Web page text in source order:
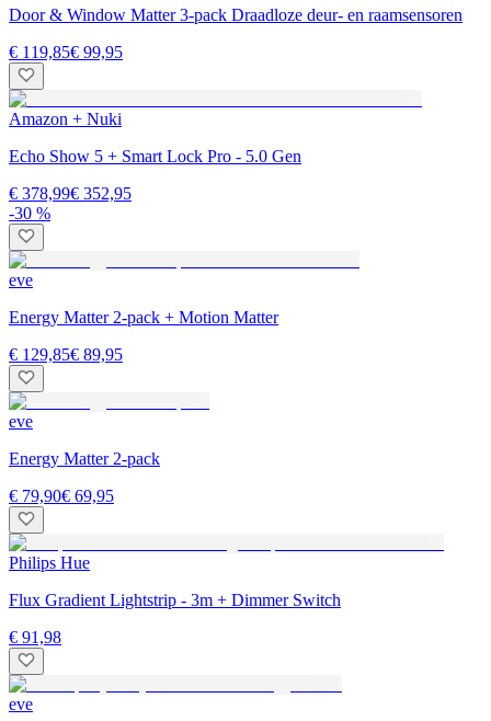
Door & Window Matter 3-pack Draadloze deur- en raamsensoren
€ 119,85€ 99,95
Amazon + Nuki
Echo Show 5 + Smart Lock Pro - 5.0 Gen
€ 378,99€ 352,95
-30 %
eve
Energy Matter 2-pack + Motion Matter
€ 129,85€ 89,95
eve
Energy Matter 2-pack
€ 79,90€ 69,95
Philips Hue
Flux Gradient Lightstrip - 3m + Dimmer Switch
€ 91,98
eve